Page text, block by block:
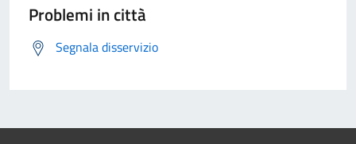
Problemi in città
Segnala disservizio